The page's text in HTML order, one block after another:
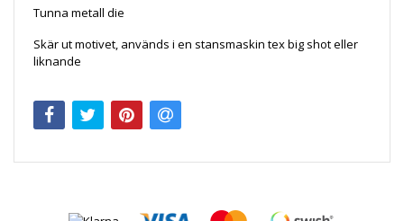
Tunna metall die
Skär ut motivet, används i en stansmaskin tex big shot eller
liknande